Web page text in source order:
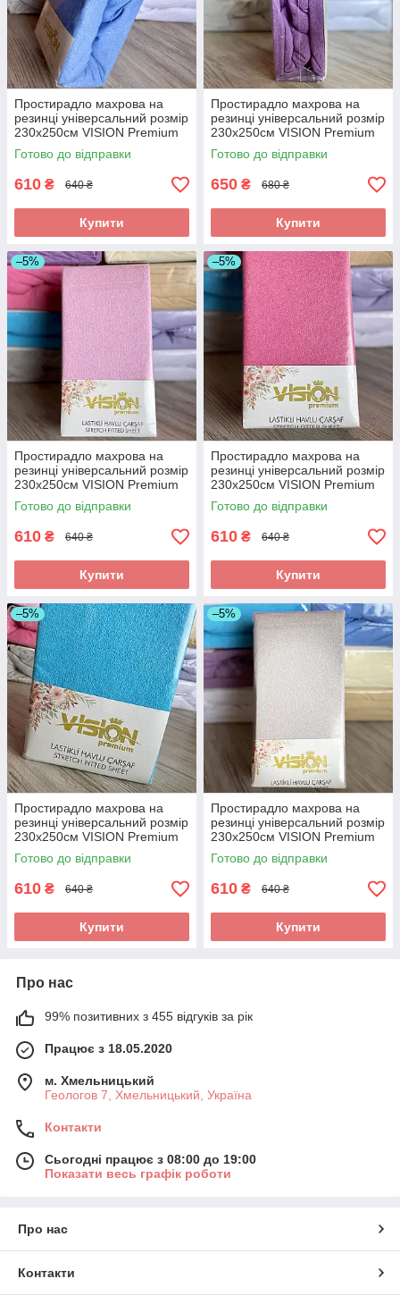
Простирадло махрова на
резинці універсальний розмір
230х250см VISION Premium
Туреччина Колір - Синій
100% Бавовна
Готово до відправки
610 ₴ 640 ₴
Купити
Простирадло махрова на
резинці універсальний розмір
230х250см VISION Premium
Туреччина Колір - Фіолетовий
100% Бавовна
Готово до відправки
650 ₴ 680 ₴
Купити
–5%
Простирадло махрова на
резинці універсальний розмір
230х250см VISION Premium
Туреччина Колір - Рожевий
100% Бавовна
Готово до відправки
610 ₴ 640 ₴
Купити
–5%
Простирадло махрова на
резинці універсальний розмір
230х250см VISION Premium
Туреччина Колір - Рожевий
100% Бавовна
Готово до відправки
610 ₴ 640 ₴
Купити
–5%
Простирадло махрова на
резинці універсальний розмір
230х250см VISION Premium
Туреччина Колір - Голубой
100% Бавовна
Готово до відправки
610 ₴ 640 ₴
Купити
–5%
Простирадло махрова на
резинці універсальний розмір
230х250см VISION Premium
Туреччина Колір - Білий
100% Бавовна
Готово до відправки
610 ₴ 640 ₴
Купити
Про нас
99% позитивних з 455 відгуків за рік
Працює з 18.05.2020
м. Хмельницький
Геологов 7, Хмельницький, Україна
Контакти
Сьогодні працює з 08:00 до 19:00
Показати весь графік роботи
Про нас
Контакти